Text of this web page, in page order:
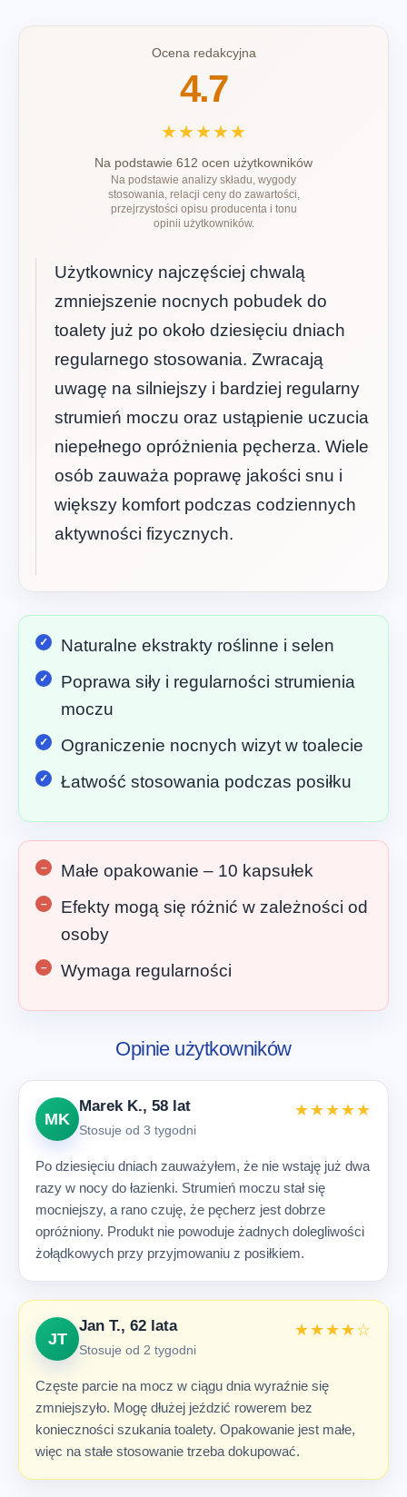
Ocena redakcyjna
4.7
★★★★★
Na podstawie 612 ocen użytkowników
Na podstawie analizy składu, wygody
stosowania, relacji ceny do zawartości,
przejrzystości opisu producenta i tonu
opinii użytkowników.
Użytkownicy najczęściej chwalą
zmniejszenie nocnych pobudek do
toalety już po około dziesięciu dniach
regularnego stosowania. Zwracają
uwagę na silniejszy i bardziej regularny
strumień moczu oraz ustąpienie uczucia
niepełnego opróżnienia pęcherza. Wiele
osób zauważa poprawę jakości snu i
większy komfort podczas codziennych
aktywności fizycznych.
Naturalne ekstrakty roślinne i selen
Poprawa siły i regularności strumienia
moczu
Ograniczenie nocnych wizyt w toalecie
Łatwość stosowania podczas posiłku
Małe opakowanie – 10 kapsułek
Efekty mogą się różnić w zależności od
osoby
Wymaga regularności
Opinie użytkowników
MK
Marek K., 58 lat
Stosuje od 3 tygodni
★★★★★
Po dziesięciu dniach zauważyłem, że nie wstaję już dwa
razy w nocy do łazienki. Strumień moczu stał się
mocniejszy, a rano czuję, że pęcherz jest dobrze
opróżniony. Produkt nie powoduje żadnych dolegliwości
żołądkowych przy przyjmowaniu z posiłkiem.
JT
Jan T., 62 lata
Stosuje od 2 tygodni
★★★★☆
Częste parcie na mocz w ciągu dnia wyraźnie się
zmniejszyło. Mogę dłużej jeździć rowerem bez
konieczności szukania toalety. Opakowanie jest małe,
więc na stałe stosowanie trzeba dokupować.